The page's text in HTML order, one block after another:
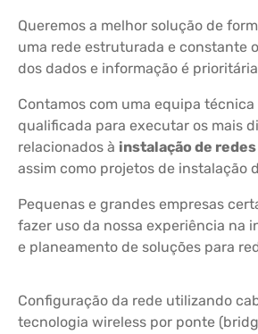
Queremos a melhor solução de
uma rede estruturada e constante
dos dados e informação é
Contamos com uma equipa
qualificada para executar os mais
relacionados à instalação de redes
assim como projetos de instalação
Pequenas e grandes empresas
fazer uso da nossa experiência na
e planeamento de soluções para
Configuração da rede utilizando
tecnologia wireless por ponte